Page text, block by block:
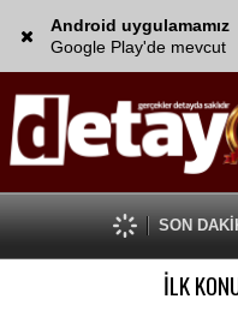
Android uygulamamız
Google Play'de mevcut
SON
İLK